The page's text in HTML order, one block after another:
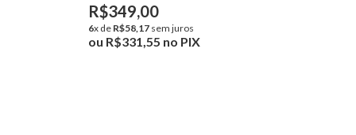
R$349,00
6x de R$58,17 sem juros
ou R$331,55 no PIX